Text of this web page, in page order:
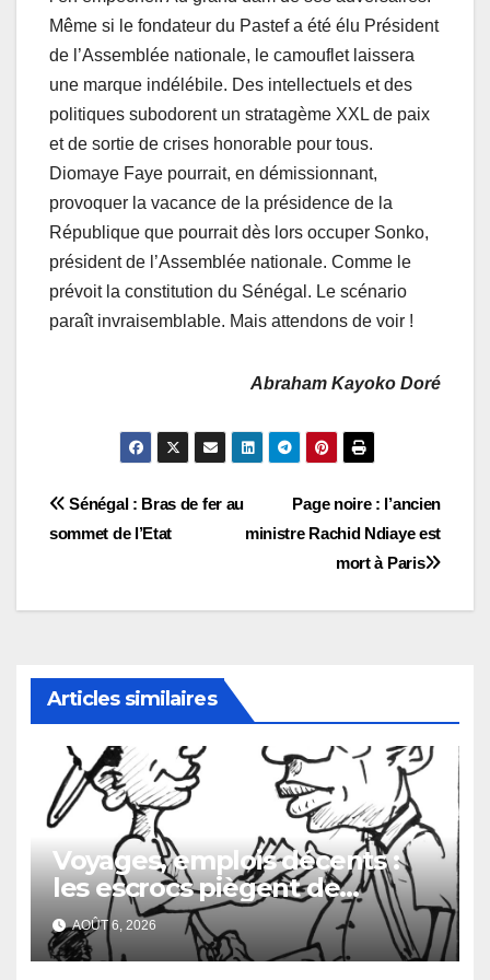
Même si le fondateur du Pastef a été élu Président
de l’Assemblée nationale, le camouflet laissera
une marque indélébile. Des intellectuels et des
politiques subodorent un stratagème XXL de paix
et de sortie de crises honorable pour tous.
Diomaye Faye pourrait, en démissionnant,
provoquer la vacance de la présidence de la
République que pourrait dès lors occuper Sonko,
président de l’Assemblée nationale. Comme le
prévoit la constitution du Sénégal. Le scénario
paraît invraisemblable. Mais attendons de voir !
Abraham Kayoko Doré
Navigation
l’article
Page noire : l’ancien
ministre Rachid Ndiaye est
mort à Paris
Sénégal : Bras de fer au
sommet de l’Etat
Articles similaires
Voyages, emplois décents :
les escrocs piègent de
nombreux jeunes
AOÛT 6, 2026